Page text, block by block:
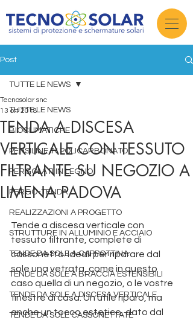
Post
TUTTE LE NEWS
BIOCLIMATICHE
PENSILINE IN POLICARBONATO
PERGOLATI IN LEGNO
PERGO-TENDA
REALIZZAZIONI A PROGETTO
STRUTTURE IN ALLUMINIO E ACCIAIO
TENDE DA SOLE A CAPPOTTINA
TENDE DA SOLE A BRACCIA ESTENSIBILI
TENDE DA SOLE A DISCESA VERTICALE
TENDE DA SOLE CASSONETTATE
TUTTE LE NEWS
TENDA A DISCESA
VERTICALE CON TESSUTO
FILTRANTE SU NEGOZIO A
LIMENA PADOVA
Tecnosolar snc
13 ott 2018
Tende a discesa verticale con
tessuto filtrante, complete di
cassonetto. Ideali per riparare dal
sole una vetrata, come in questo
caso quella di un negozio, o le vostre
finestre di casa. Un utile riparo, ma
anche un tocco estetico, dato dal